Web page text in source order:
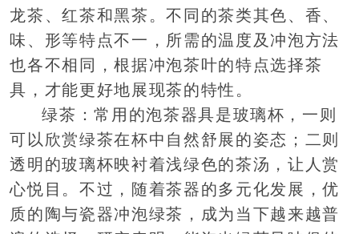
龙茶、红茶和黑茶。不同的茶类其色、香、
味、形等特点不一，所需的温度及冲泡方法
也各不相同，根据冲泡茶叶的特点选择茶
具，才能更好地展现茶的特性。
绿茶：常用的泡茶器具是玻璃杯，一则
可以欣赏绿茶在杯中自然舒展的姿态；二则
透明的玻璃杯映衬着浅绿色的茶汤，让人赏
心悦目。不过，随着茶器的多元化发展，优
质的陶与瓷器冲泡绿茶，成为当下越来越普